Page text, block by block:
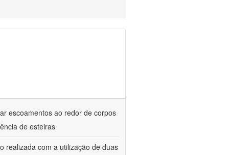
escoamentos ao redor de corpos
de esteiras
realizada com a utilização de duas